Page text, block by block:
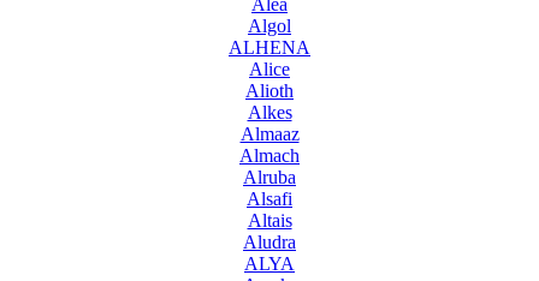
Algol
ALHENA
Alice
Alioth
Alkes
Almaaz
Almach
Alruba
Alsafi
Altais
Aludra
ALYA